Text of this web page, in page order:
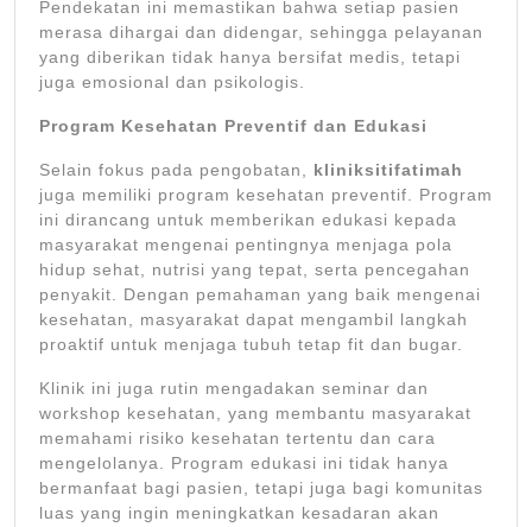
Pendekatan ini memastikan bahwa setiap pasien
merasa dihargai dan didengar, sehingga pelayanan
yang diberikan tidak hanya bersifat medis, tetapi
juga emosional dan psikologis.
Program Kesehatan Preventif dan Edukasi
Selain fokus pada pengobatan, kliniksitifatimah
juga memiliki program kesehatan preventif. Program
ini dirancang untuk memberikan edukasi kepada
masyarakat mengenai pentingnya menjaga pola
hidup sehat, nutrisi yang tepat, serta pencegahan
penyakit. Dengan pemahaman yang baik mengenai
kesehatan, masyarakat dapat mengambil langkah
proaktif untuk menjaga tubuh tetap fit dan bugar.
Klinik ini juga rutin mengadakan seminar dan
workshop kesehatan, yang membantu masyarakat
memahami risiko kesehatan tertentu dan cara
mengelolanya. Program edukasi ini tidak hanya
bermanfaat bagi pasien, tetapi juga bagi komunitas
luas yang ingin meningkatkan kesadaran akan